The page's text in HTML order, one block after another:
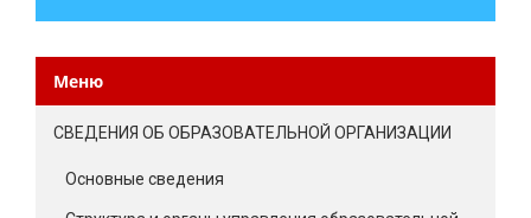
Меню
СВЕДЕНИЯ ОБ ОБРАЗОВАТЕЛЬНОЙ ОРГАНИЗАЦИИ
Основные сведения